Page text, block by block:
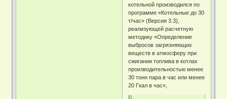
котельной производился по
программе «Котельные до 30
т/час» (Версия 3.3),
реализующей расчетную
методику «Определение
выбросов загрязняющих
веществ в атмосферу при
сжигании топлива в котлах
производительностью менее
30 тонн пара в час или менее
20 Гкал в час»,
0